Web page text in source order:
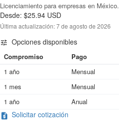
Licenciamiento para empresas en México.
Desde: $25.94 USD
Última actualización:7 de agosto de 2026
 Opciones disponibles
Compromiso Pago
1 año
Mensual
1 mes
Mensual
1 año
Anual
 Solicitar cotización